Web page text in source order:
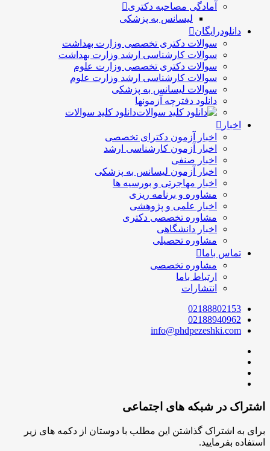
آمادگی مصاحبه دکتری
لیسانس به پزشکی
دانلودرایگان
سوالات دکتری تخصصی وزارت بهداشت
سوالات کارشناسی ارشد وزارت بهداشت
سوالات دکتری تخصصی وزارت علوم
سوالات کارشناسی ارشد وزارت علوم
سوالات لیسانس به پزشکی
دانلود دفترچه آزمونها
دانلود کلید سوالات
اخبار
اخبار آزمون دکترای تخصصی
اخبار آزمون کارشناسی ارشد
اخبار صنفی
اخبار آزمون لیسانس به پزشکی
اخبار مهاجرتی و بورسیه ها
مشاوره و برنامه ریزی
اخبار علمی و پژوهشی
مشاوره تخصصی دکتری
اخبار دانشگاهی
مشاوره تحصیلی
تماس باما
مشاوره تخصصی
ارتباط باما
انتشارات
02188802153
02188940962
info@phdpezeshki.com
اشتراک در شبکه های اجتماعی
برای به اشتراک گذاشتن این مطلب با دوستان از دکمه های زیر
استفاده بفرمایید.